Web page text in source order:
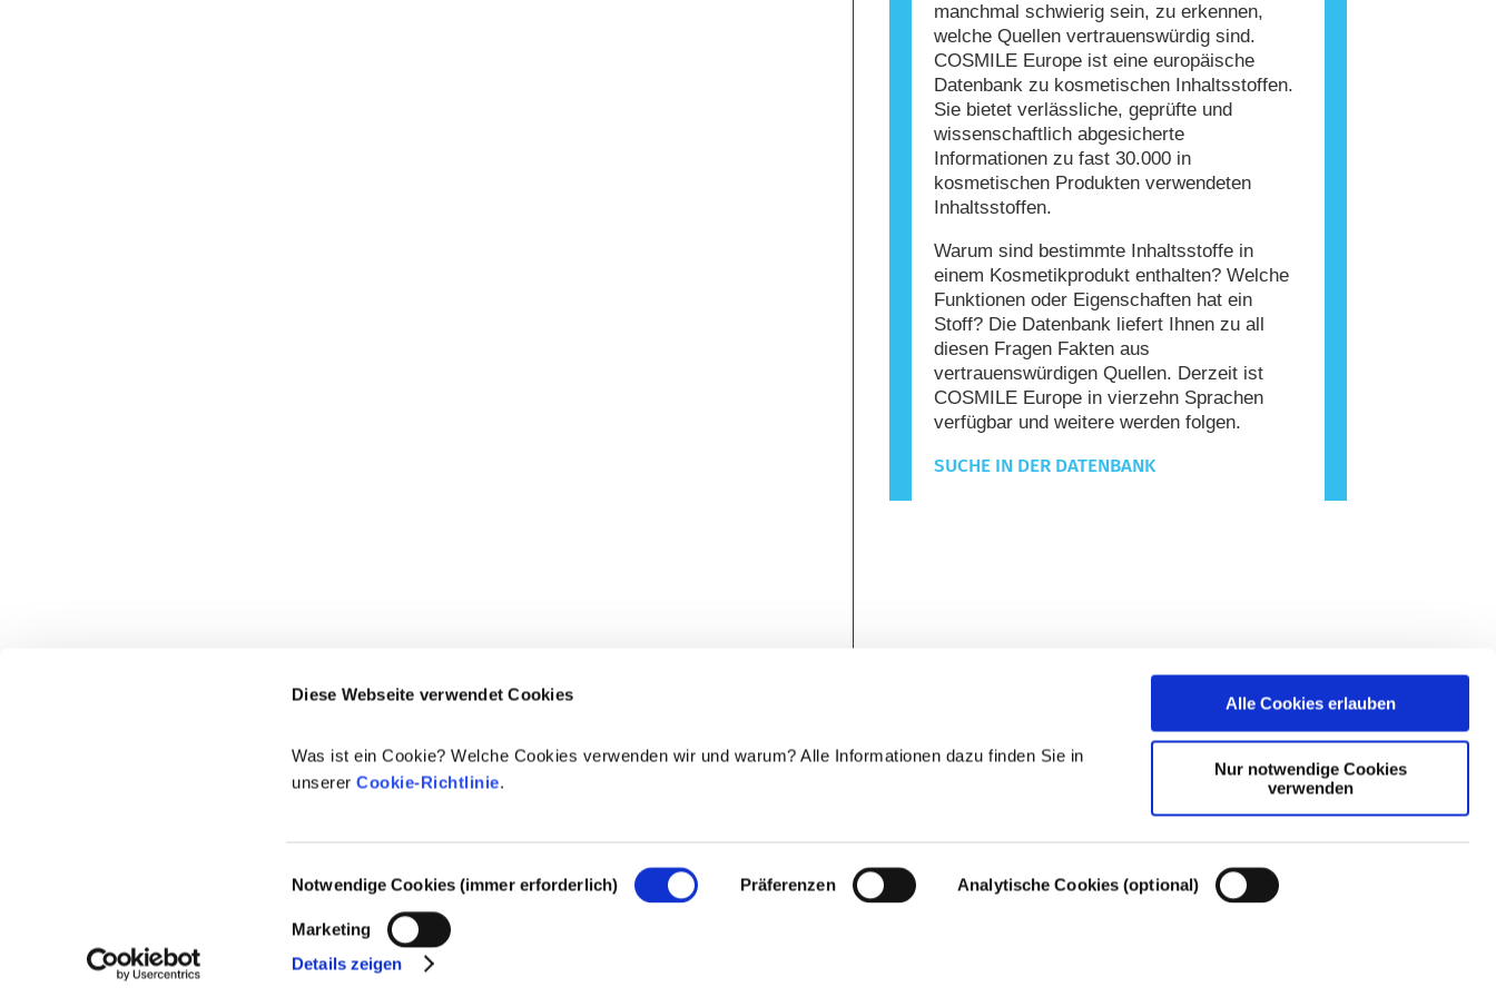
Diese Webseite verwendet Cookies
Was ist ein Cookie? Welche Cookies verwenden wir und warum? Alle Informationen dazu finden Sie in
unsererCookie-Richtlinie.
Notwendige Cookies (immer erforderlich) Präferenzen Analytische Cookies (optional)
Marketing
Details zeigen
Alle Cookies erlauben
Nur notwendige Cookies
verwenden
manchmal schwierig sein, zu erkennen,
welche Quellen vertrauenswürdig sind.
COSMILE Europe ist eine europäische
Datenbank zu kosmetischen Inhaltsstoffen.
Sie bietet verlässliche, geprüfte und
wissenschaftlich abgesicherte
Informationen zu fast 30.000 in
kosmetischen Produkten verwendeten
Inhaltsstoffen.
Warum sind bestimmte Inhaltsstoffe in
einem Kosmetikprodukt enthalten? Welche
Funktionen oder Eigenschaften hat ein
Stoff? Die Datenbank liefert Ihnen zu all
diesen Fragen Fakten aus
vertrauenswürdigen Quellen. Derzeit ist
COSMILE Europe in vierzehn Sprachen
verfügbar und weitere werden folgen.
SUCHE IN DER DATENBANK
© 2021-2026 - Cosmetics Europe Rechtlicher Hinweis Cookie-Einstellungen – Cookie-Richtlinie